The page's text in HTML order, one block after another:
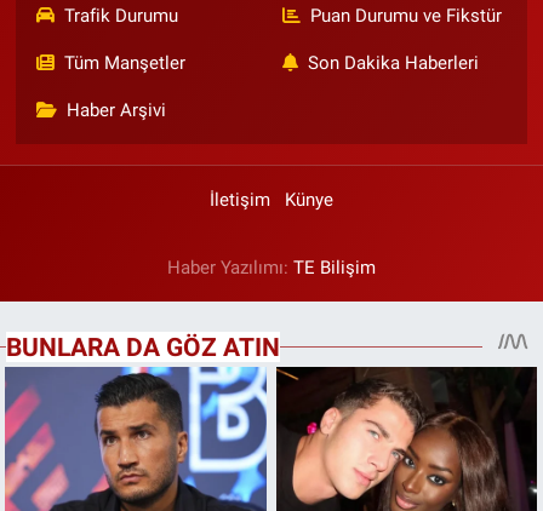
Trafik Durumu Puan Durumu ve Fikstür
Tüm Manşetler Son Dakika Haberleri
Haber Arşivi
İletişim Künye
Haber Yazılımı: TE Bilişim